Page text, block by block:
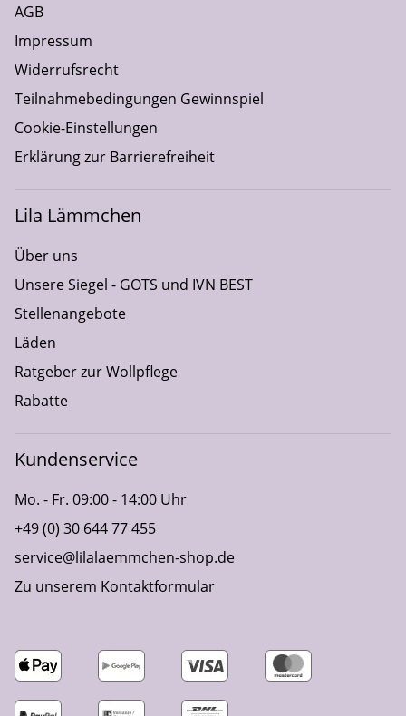
AGB
Impressum
Widerrufsrecht
Teilnahmebedingungen Gewinnspiel
Cookie-Einstellungen
Erklärung zur Barrierefreiheit
Lila Lämmchen
Über uns
Unsere Siegel - GOTS und IVN BEST
Stellenangebote
Läden
Ratgeber zur Wollpflege
Rabatte
Kundenservice
Mo. - Fr. 09:00 - 14:00 Uhr
+49 (0) 30 644 77 455
service@lilalaemmchen-shop.de
Zu unserem Kontaktformular